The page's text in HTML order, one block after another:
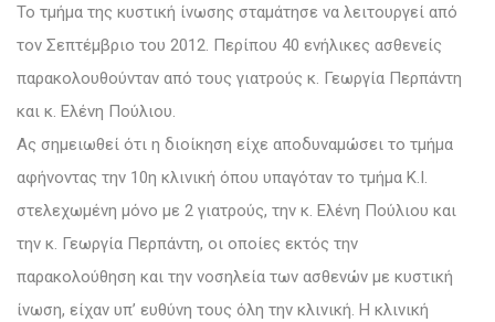
Το τμήμα της κυστική ίνωσης σταμάτησε να λειτουργεί από
τον Σεπτέμβριο του 2012. Περίπου 40 ενήλικες ασθενείς
παρακολουθούνταν από τους γιατρούς κ. Γεωργία Περπάντη
και κ. Ελένη Πούλιου.
Ας σημειωθεί ότι η διοίκηση είχε αποδυναμώσει το τμήμα
αφήνοντας την 10η κλινική όπου υπαγόταν το τμήμα Κ.Ι.
στελεχωμένη μόνο με 2 γιατρούς, την κ. Ελένη Πούλιου και
την κ. Γεωργία Περπάντη, οι οποίες εκτός την
παρακολούθηση και την νοσηλεία των ασθενών με κυστική
ίνωση, είχαν υπ’ ευθύνη τους όλη την κλινική. Η κλινική